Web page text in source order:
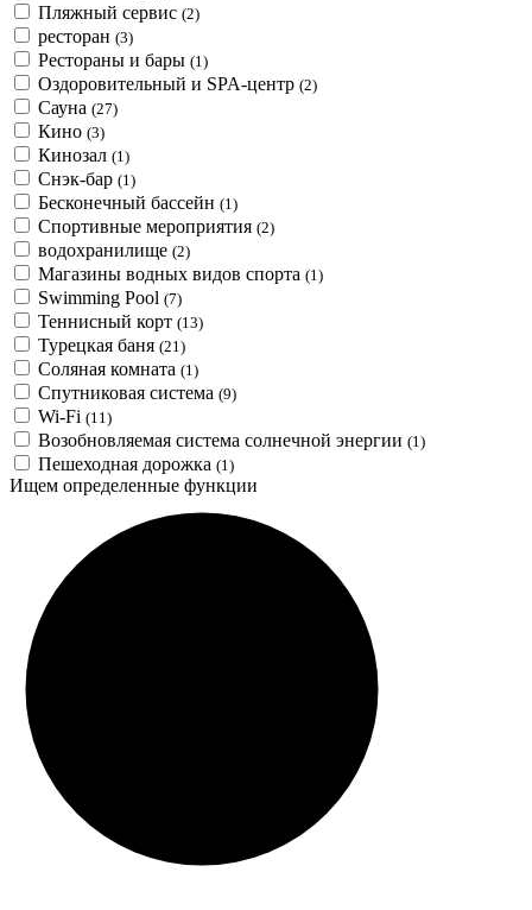
Пляжный сервис (2)
ресторан (3)
Рестораны и бары (1)
Оздоровительный и SPA-центр (2)
Сауна (27)
Кино (3)
Кинозал (1)
Снэк-бар (1)
Бесконечный бассейн (1)
Спортивные мероприятия (2)
водохранилище (2)
Магазины водных видов спорта (1)
Swimming Pool (7)
Теннисный корт (13)
Турецкая баня (21)
Соляная комната (1)
Спутниковая система (9)
Wi-Fi (11)
Возобновляемая система солнечной энергии (1)
Пешеходная дорожка (1)
Ищем определенные функции